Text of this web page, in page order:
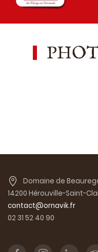
Domaine de
14200 Hérouville-Saint-
contact@ornavik.fr
02 31 52 40 90